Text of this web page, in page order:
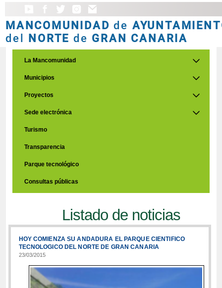
MANCOMUNIDAD de
del NORTE de GRAN CANARIA
La Mancomunidad
Municipios
Proyectos
Sede electrónica
Turismo
Transparencia
Parque tecnológico
Consultas públicas
Listado de noticias
HOY COMIENZA SU ANDADURA EL PARQUE CIENTIFICO
TECNOLOGICO DEL NORTE DE GRAN CANARIA
23/03/2015